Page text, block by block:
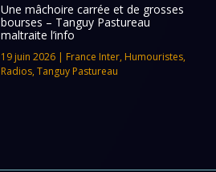
Une mâchoire carrée et de grosses
bourses – Tanguy Pastureau
maltraite l’info
19 juin 2026| France Inter, Humouristes,
Radios, Tanguy Pastureau